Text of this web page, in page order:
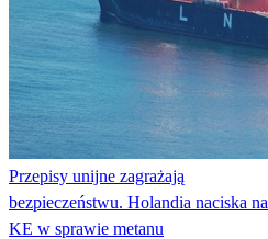
Przepisy unijne zagrażają
bezpieczeństwu. Holandia naciska na
KE w sprawie metanu